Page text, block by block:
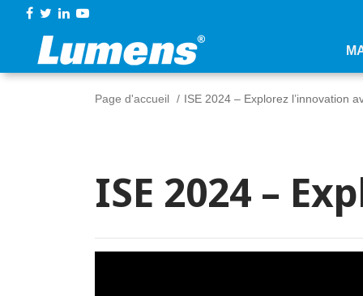
Page d'accueil ISE 2024 – Explorez l’innovation
ISE 2024 –